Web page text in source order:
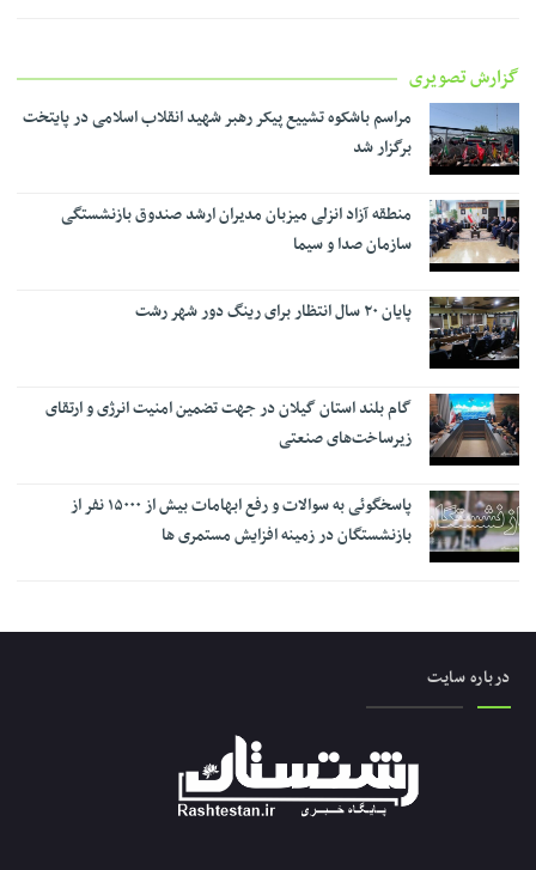
گزارش تصویری
مراسم باشکوه تشییع پیکر رهبر شهید انقلاب اسلامی در پایتخت
برگزار شد
منطقه آزاد انزلی میزبان مدیران ارشد صندوق بازنشستگی
سازمان صدا و سیما
پایان ۲۰ سال انتظار برای رینگ دور شهر رشت
گام بلند استان گیلان در جهت تضمین امنیت انرژی و ارتقای
زیرساخت‌های صنعتی
پاسخگوئی به سوالات و رفع ابهامات بیش از ۱۵۰۰۰ نفر از
بازنشستگان در زمینه افزایش مستمری ها
درباره سایت